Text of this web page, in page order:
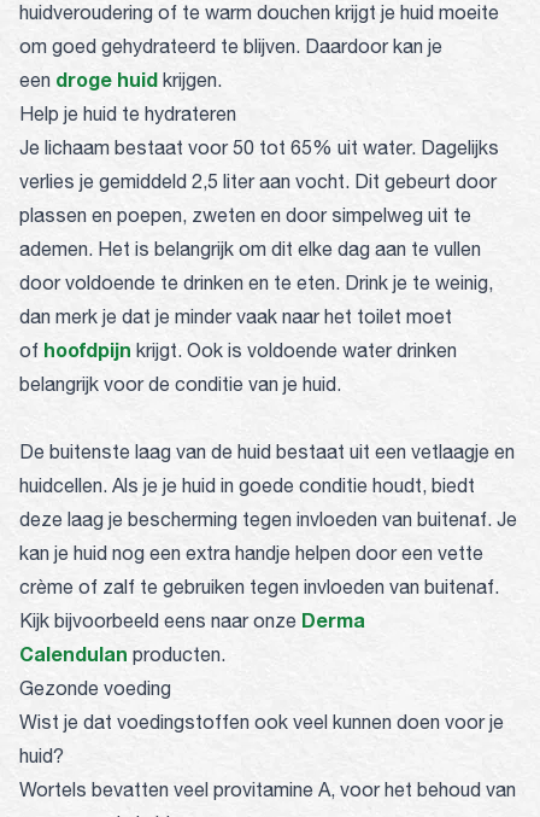
huidveroudering of te warm douchen krijgt je huid moeite
om goed gehydrateerd te blijven. Daardoor kan je
een droge huid krijgen.
Help je huid te hydrateren
Je lichaam bestaat voor 50 tot 65% uit water. Dagelijks
verlies je gemiddeld 2,5 liter aan vocht. Dit gebeurt door
plassen en poepen, zweten en door simpelweg uit te
ademen. Het is belangrijk om dit elke dag aan te vullen
door voldoende te drinken en te eten. Drink je te weinig,
dan merk je dat je minder vaak naar het toilet moet
of hoofdpijn krijgt. Ook is voldoende water drinken
belangrijk voor de conditie van je huid.
De buitenste laag van de huid bestaat uit een vetlaagje en
huidcellen. Als je je huid in goede conditie houdt, biedt
deze laag je bescherming tegen invloeden van buitenaf. Je
kan je huid nog een extra handje helpen door een vette
crème of zalf te gebruiken tegen invloeden van buitenaf.
Kijk bijvoorbeeld eens naar onze Derma
Calendulan producten.
Gezonde voeding
Wist je dat voedingstoffen ook veel kunnen doen voor je
huid?
Wortels bevatten veel provitamine A, voor het behoud van